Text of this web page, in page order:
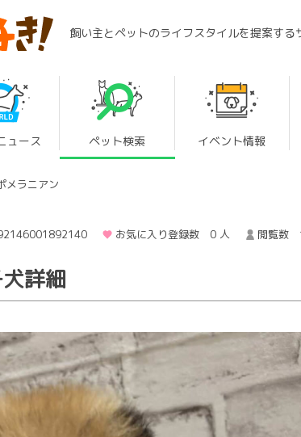
飼い主とペットのライフスタイルを提案する
ュース ペット検索 イベント情報
メラニアン
お気に入り登録数 0 人 閲覧数
詳細